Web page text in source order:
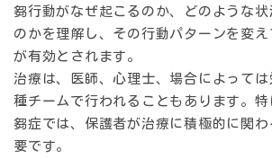
芻行動がなぜ起こるのか、どのような
のかを理解し、その行動パターンを変
が有効とされます。
治療は、医師、心理士、場合によっては
種チーム で行われることもあります。
芻症では、保護者が治療に積極的に関
要です。